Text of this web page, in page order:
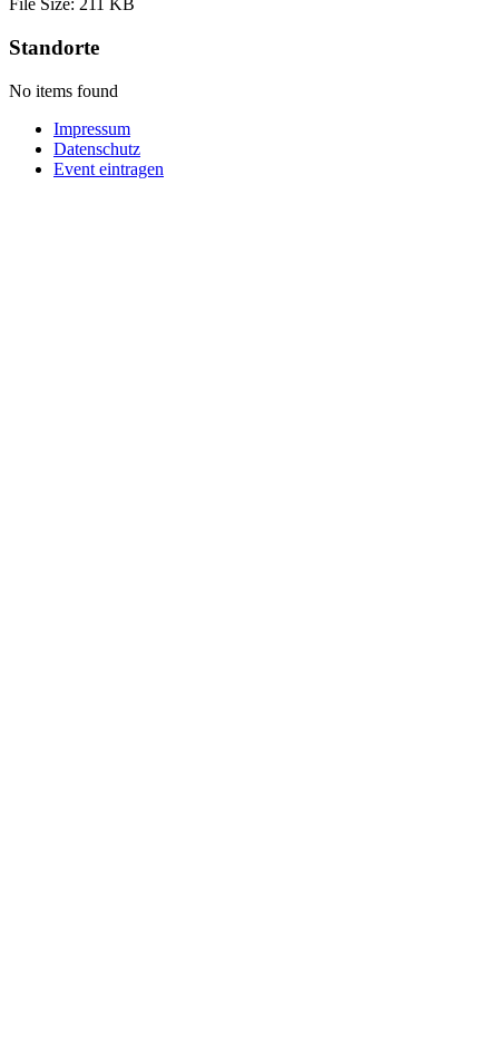
File Size: 211 KB
Standorte
No items found
Impressum
Datenschutz
Event eintragen